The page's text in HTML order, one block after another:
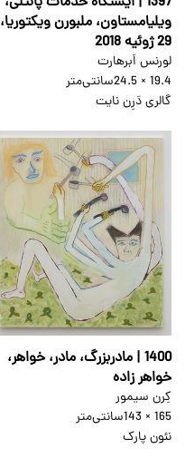
ویلیامستاون، ملبورن ویکتوریا،
29 ژوئیه 2018
لورنس اَبرهارت
19.4 × 24.5
سانتی‌متر
گالری دَرِن نایت
1400 | مادربزرگ، مادر، خواهر،‌
خواهر زاده
کِرن سیمور
165 × 143
سانتی‌متر
نئون پارک